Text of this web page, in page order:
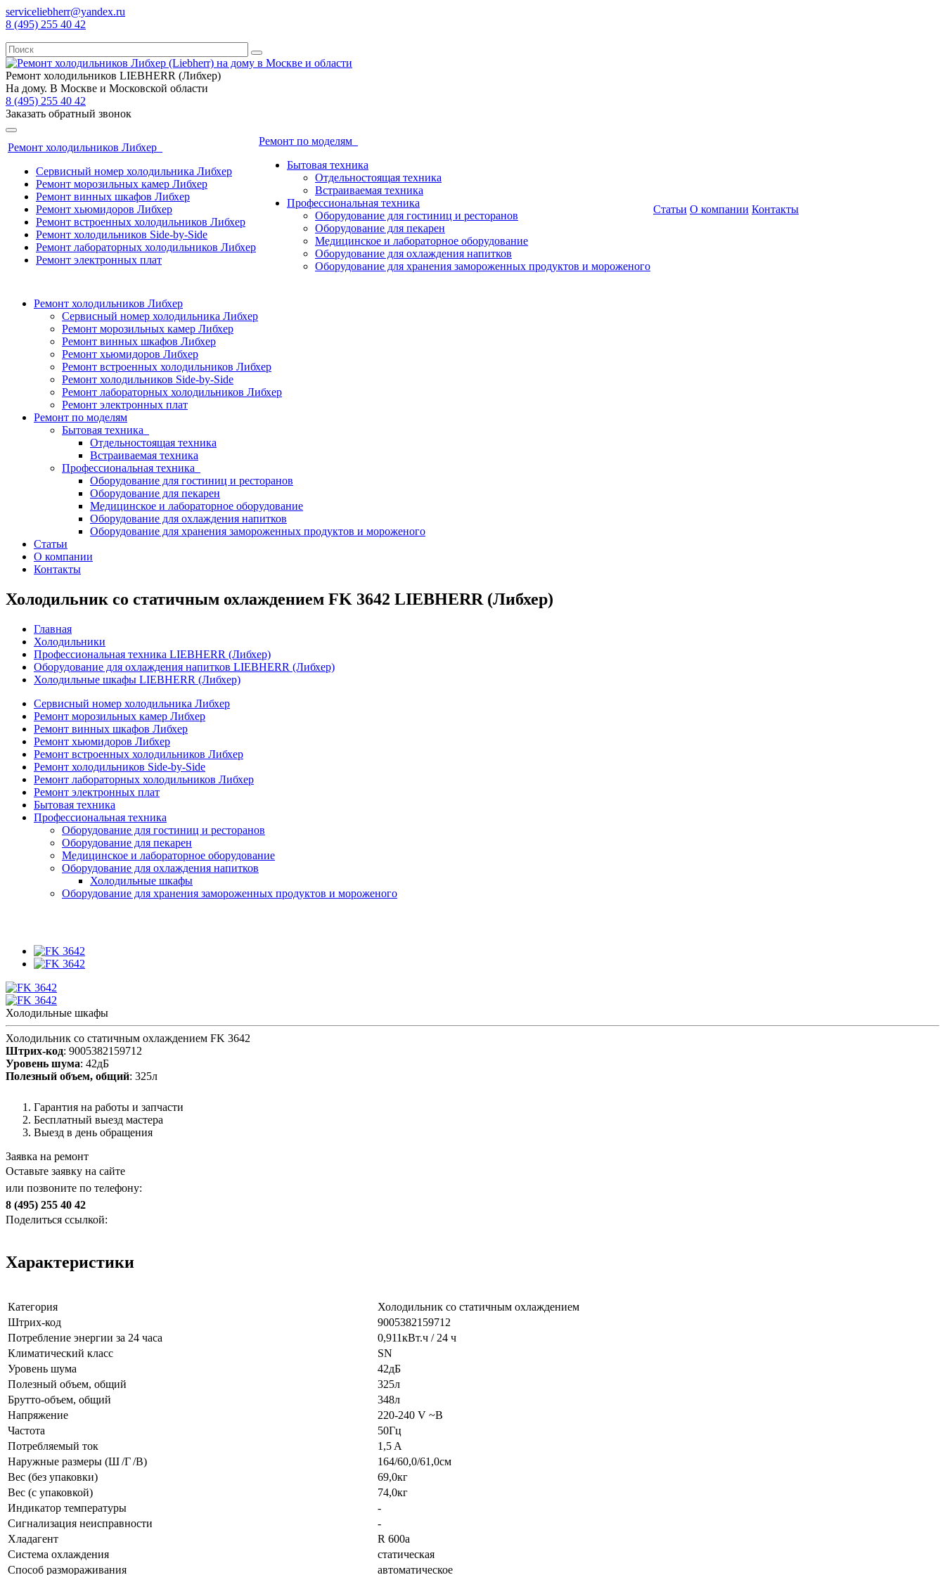
serviceliebherr@yandex.ru
8 (495) 255 40 42
Ремонт холодильников LIEBHERR (Либхер)
На дому. В Москве и Московской области
8 (495) 255 40 42
Заказать обратный звонок
Ремонт холодильников Либхер
Сервисный номер холодильника Либхер
Ремонт морозильных камер Либхер
Ремонт винных шкафов Либхер
Ремонт хьюмидоров Либхер
Ремонт встроенных холодильников Либхер
Ремонт холодильников Side-by-Side
Ремонт лабораторных холодильников Либхер
Ремонт электронных плат
Ремонт по моделям
Бытовая техника
Отдельностоящая техника
Встраиваемая техника
Профессиональная техника
Оборудование для гостиниц и ресторанов
Оборудование для пекарен
Медицинское и лабораторное оборудование
Оборудование для охлаждения напитков
Оборудование для хранения замороженных продуктов и мороженого
Статьи О компании Контакты
Ремонт холодильников Либхер
Сервисный номер холодильника Либхер
Ремонт морозильных камер Либхер
Ремонт винных шкафов Либхер
Ремонт хьюмидоров Либхер
Ремонт встроенных холодильников Либхер
Ремонт холодильников Side-by-Side
Ремонт лабораторных холодильников Либхер
Ремонт электронных плат
Ремонт по моделям
Бытовая техника
Отдельностоящая техника
Встраиваемая техника
Профессиональная техника
Оборудование для гостиниц и ресторанов
Оборудование для пекарен
Медицинское и лабораторное оборудование
Оборудование для охлаждения напитков
Оборудование для хранения замороженных продуктов и мороженого
Статьи
О компании
Контакты
Холодильник со статичным охлаждением FK 3642 LIEBHERR (Либхер)
Главная
Холодильники
Профессиональная техника LIEBHERR (Либхер)
Оборудование для охлаждения напитков LIEBHERR (Либхер)
Холодильные шкафы LIEBHERR (Либхер)
Сервисный номер холодильника Либхер
Ремонт морозильных камер Либхер
Ремонт винных шкафов Либхер
Ремонт хьюмидоров Либхер
Ремонт встроенных холодильников Либхер
Ремонт холодильников Side-by-Side
Ремонт лабораторных холодильников Либхер
Ремонт электронных плат
Бытовая техника
Профессиональная техника
Оборудование для гостиниц и ресторанов
Оборудование для пекарен
Медицинское и лабораторное оборудование
Оборудование для охлаждения напитков
Холодильные шкафы
Оборудование для хранения замороженных продуктов и мороженого
Холодильные шкафы
Холодильник со статичным охлаждением FK 3642
Штрих-код: 9005382159712
Уровень шума: 42дБ
Полезный объем, общий: 325л
Гарантия на работы и запчасти
Бесплатный выезд мастера
Выезд в день обращения
Заявка на ремонт
Оставьте заявку на сайте
или позвоните по телефону:
8 (495) 255 40 42
Поделиться ссылкой:
Характеристики
Категория
Холодильник со статичным охлаждением
Штрих-код
9005382159712
Потребление энергии за 24 часа
0,911кВт.ч / 24 ч
Климатический класс
SN
Уровень шума
42дБ
Полезный объем, общий
325л
Брутто-объем, общий
348л
Напряжение
220-240 V ~В
Частота
50Гц
Потребляемый ток
1,5 A
Наружные размеры (Ш /Г /В)
164/60,0/61,0см
Вес (без упаковки)
69,0кг
Вес (с упаковкой)
74,0кг
Индикатор температуры
-
Сигнализация неисправности
-
Хладагент
R 600a
Система охлаждения
статическая
Способ размораживания
автоматическое